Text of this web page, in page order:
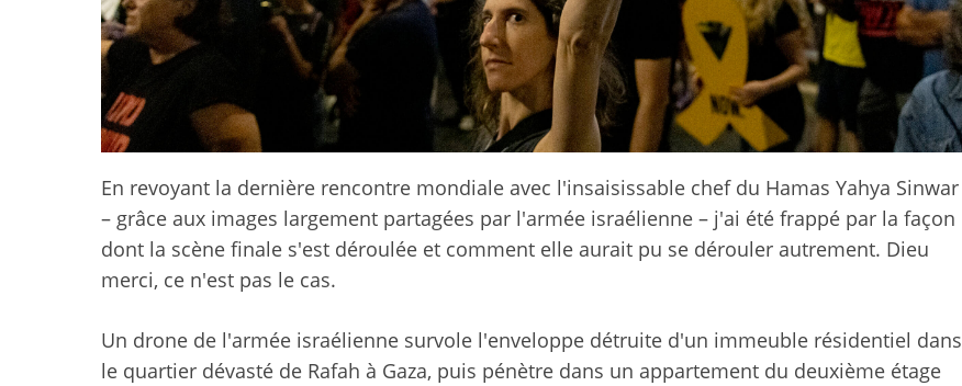
En revoyant la dernière rencontre mondiale avec l'insaisissable chef du Hamas Yahya Sinwar
– grâce aux images largement partagées par l'armée israélienne – j'ai été frappé par la façon
dont la scène finale s'est déroulée et comment elle aurait pu se dérouler autrement. Dieu
merci, ce n'est pas le cas.
Un drone de l'armée israélienne survole l'enveloppe détruite d'un immeuble résidentiel dans
le quartier dévasté de Rafah à Gaza, puis pénètre dans un appartement du deuxième étage